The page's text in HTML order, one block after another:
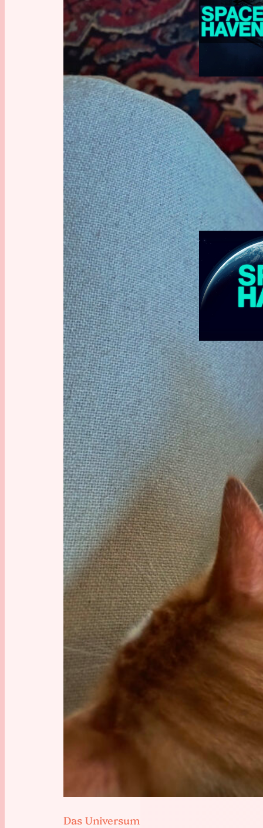
Das Universum will, dass wir zu Hause
Base
Space Haven